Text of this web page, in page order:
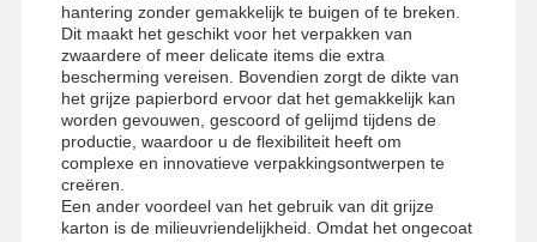
Thuis Producten Video's Over Ons
Rondleiding Kwaliteitscont
Neem
Nieuws
hantering zonder gemakkelijk te buigen of te breken.
Dit maakt het geschikt voor het verpakken van
zwaardere of meer delicate items die extra
bescherming vereisen. Bovendien zorgt de dikte van
het grijze papierbord ervoor dat het gemakkelijk kan
worden gevouwen, gescoord of gelijmd tijdens de
productie, waardoor u de flexibiliteit heeft om
complexe en innovatieve verpakkingsontwerpen te
creëren.
Een ander voordeel van het gebruik van dit grijze
karton is de milieuvriendelijkheid. Omdat het ongecoat